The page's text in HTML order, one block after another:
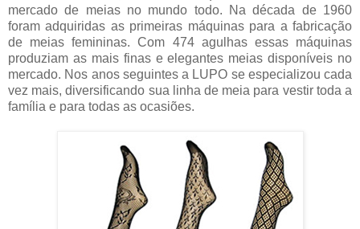
mercado de meias no mundo todo. Na década de 1960
foram adquiridas as primeiras máquinas para a fabricação
de meias femininas. Com 474 agulhas essas máquinas
produziam as mais finas e elegantes meias disponíveis no
mercado. Nos anos seguintes a LUPO se especializou cada
vez mais, diversificando sua linha de meia para vestir toda a
família e para todas as ocasiões.